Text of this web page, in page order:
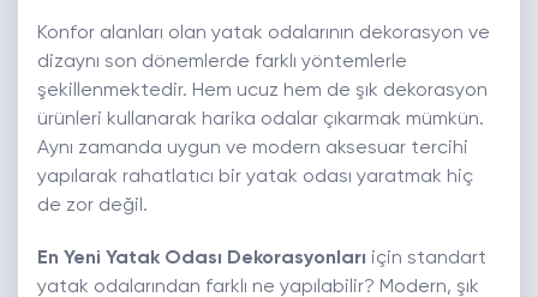
Konfor alanları olan yatak odalarının dekorasyon ve
dizaynı son dönemlerde farklı yöntemlerle
şekillenmektedir. Hem ucuz hem de şık dekorasyon
ürünleri kullanarak harika odalar çıkarmak mümkün.
Aynı zamanda uygun ve modern aksesuar tercihi
yapılarak rahatlatıcı bir yatak odası yaratmak hiç
de zor değil.
En Yeni Yatak Odası Dekorasyonları için standart
yatak odalarından farklı ne yapılabilir? Modern, şık